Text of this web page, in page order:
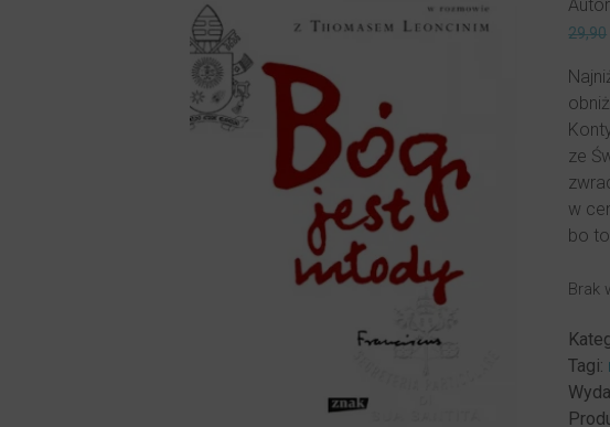
29,90
ze
w
bo
Brak
Tagi: